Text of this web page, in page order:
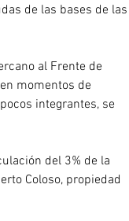
de las bases de las
al Frente de
momentos de
integrantes, se
del 3% de la
Coloso, propiedad